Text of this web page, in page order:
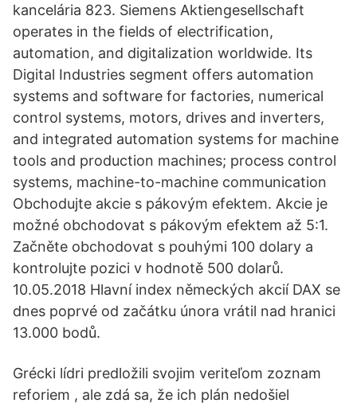
kancelária 823. Siemens Aktiengesellschaft
operates in the fields of electrification,
automation, and digitalization worldwide. Its
Digital Industries segment offers automation
systems and software for factories, numerical
control systems, motors, drives and inverters,
and integrated automation systems for machine
tools and production machines; process control
systems, machine-to-machine communication
Obchodujte akcie s pákovým efektem. Akcie je
možné obchodovat s pákovým efektem až 5:1.
Začněte obchodovat s pouhými 100 dolary a
kontrolujte pozici v hodnotě 500 dolarů.
10.05.2018 Hlavní index německých akcií DAX se
dnes poprvé od začátku února vrátil nad hranici
13.000 bodů.
Grécki lídri predložili svojim veriteľom zoznam
reforiem , ale zdá sa, že ich plán nedošiel